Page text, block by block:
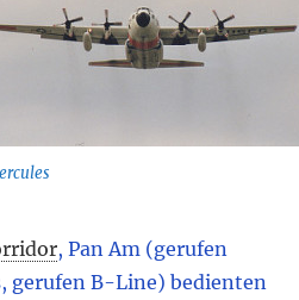
, Pan Am (gerufen
gerufen B-Line) bedienten